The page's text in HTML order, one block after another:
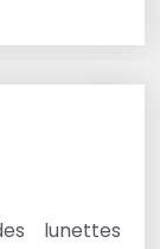
lunettes